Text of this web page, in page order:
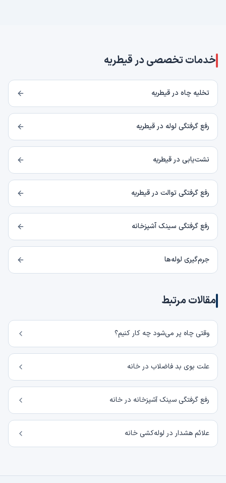
خدمات تخصصی درقیطریه
تخلیه چاه در قیطریه
رفع گرفتگی لوله در قیطریه
نشت‌یابی در قیطریه
رفع گرفتگی توالت در قیطریه
رفع گرفتگی سینک آشپزخانه
جرم‌گیری لوله‌ها
مقالات مرتبط
وقتی چاه پر می‌شود چه کار کنیم؟
علت بوی بد فاضلاب در خانه
رفع گرفتگی سینک آشپزخانه در خانه
علائم هشدار در لوله‌کشی خانه